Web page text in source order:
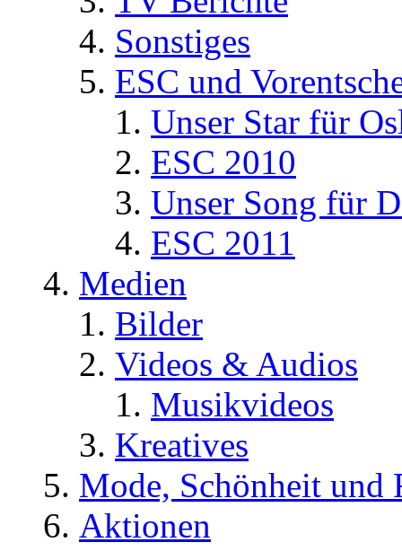
Sonstiges
ESC und
Unser Star für
ESC 2010
Unser Song für
ESC 2011
Medien
Bilder
Videos & Audios
Musikvideos
Kreatives
Mode, Schönheit und
Aktionen